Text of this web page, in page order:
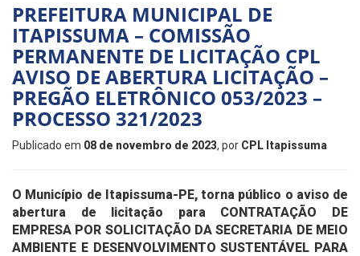
PREFEITURA MUNICIPAL DE
ITAPISSUMA – COMISSÃO
PERMANENTE DE LICITAÇÃO CPL
AVISO DE ABERTURA LICITAÇÃO –
PREGÃO ELETRÔNICO 053/2023 –
PROCESSO 321/2023
Publicado em 08 de novembro de 2023, por CPL Itapissuma
O Município de Itapissuma-PE, torna público o aviso de
abertura de licitação para CONTRATAÇÃO DE
EMPRESA POR SOLICITAÇÃO DA SECRETARIA DE MEIO
AMBIENTE E DESENVOLVIMENTO SUSTENTÁVEL PARA